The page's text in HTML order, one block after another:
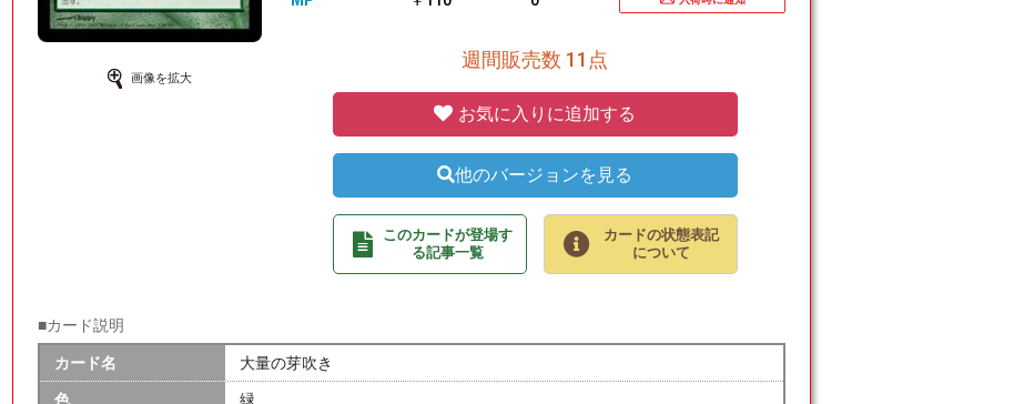
画像を拡大
週間販売数 11点
お気に入りに追加する
他のバージョンを見る
このカードが登場す
る記事一覧
カードの状態表記
について
■カード説明
カード名 大量の芽吹き
色 緑